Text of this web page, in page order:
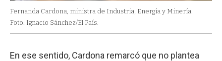
Fernanda Cardona, ministra de Industria, Energía y Minería.
Foto: Ignacio Sánchez/El País.
En ese sentido, Cardona remarcó que no plantea